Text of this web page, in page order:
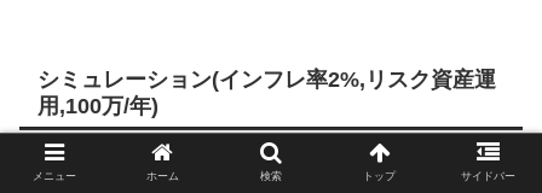
シミュレーション(インフレ率2%,リスク資産運
用,100万/年)
70万/年では、生活がかなり厳しそうなので
メニュー ホーム 検索 トップ サイドバー